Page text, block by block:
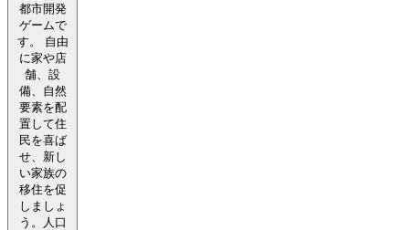
都市開発
ゲームで
す。 自由
に家や店
舗、設
備、自然
要素を配
置して住
民を喜ば
せ、新し
い家族の
移住を促
しましょ
う。人口